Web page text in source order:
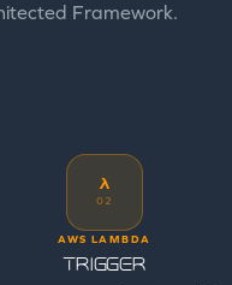
Framework.
λ
02
AWS LAMBDA
Trigger